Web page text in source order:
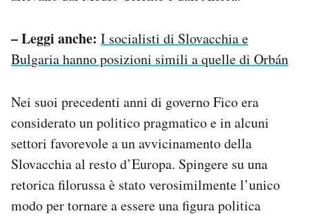
– Leggi anche: I socialisti di Slovacchia e
Bulgaria hanno posizioni simili a quelle di Orbán
Nei suoi precedenti anni di governo Fico era
considerato un politico pragmatico e in alcuni
settori favorevole a un avvicinamento della
Slovacchia al resto d’Europa. Spingere su una
retorica filorussa è stato verosimilmente l’unico
modo per tornare a essere una figura politica